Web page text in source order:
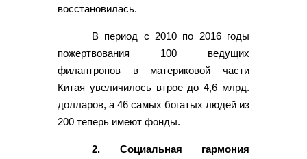
восстановилась.
В период с 2010 по 2016 годы
пожертвования 100 ведущих
филантропов в материковой части
Китая увеличилось втрое до 4,6 млрд.
долларов, а 46 самых богатых людей из
200 теперь имеют фонды.
2. Социальная гармония